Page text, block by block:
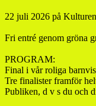
22 juli 2026 på
Fri entré genom gröna
PROGRAM:
Final i vår roliga
Tre finalister framför
Publiken, d v s du och